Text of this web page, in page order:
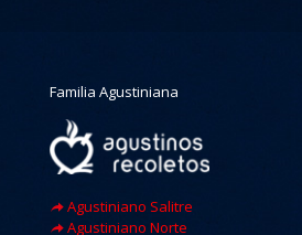
Familia Agustiniana
Agustiniano Salitre
Agustiniano Norte